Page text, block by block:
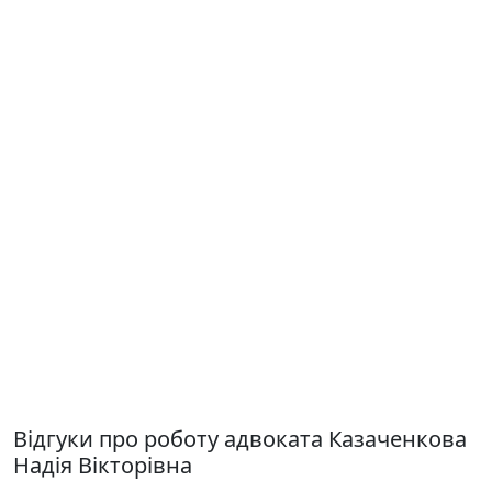
Відгуки про роботу адвоката Казаченкова
Надія Вікторівна